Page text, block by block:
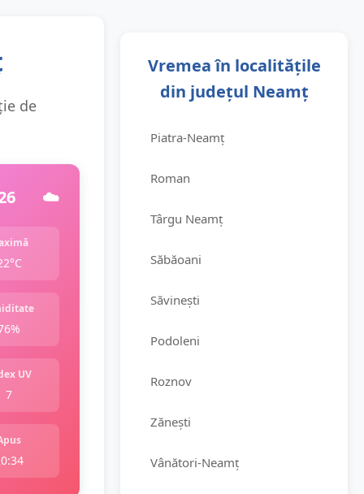
de
☁️
UV
7
Vremea în localitățile
din județul Neamț
Piatra-Neamț
Roman
Târgu Neamț
Săbăoani
Săvinești
Podoleni
Roznov
Zănești
Vânători-Neamț